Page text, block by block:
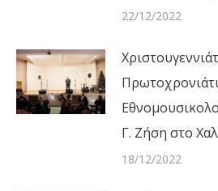
22/12/2022
Γ. Ζήση στο
18/12/2022